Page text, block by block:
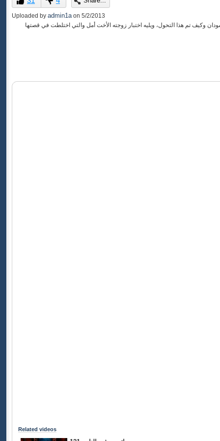
of
0
seconds
Uploaded by admin1a on 5/2/2013
وكيف تم هذا التحول، ويليه اختبار زوجته الأخت أمل والتي اختلطت في قصتها
Related videos